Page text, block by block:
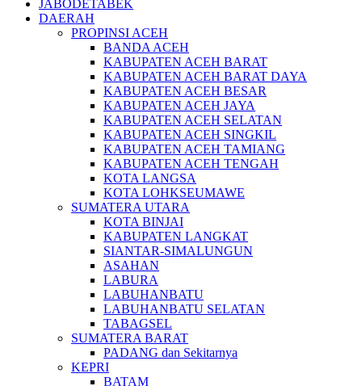
JABODETABEK
DAERAH
PROPINSI ACEH
BANDA ACEH
KABUPATEN ACEH BARAT
KABUPATEN ACEH BARAT DAYA
KABUPATEN ACEH BESAR
KABUPATEN ACEH JAYA
KABUPATEN ACEH SELATAN
KABUPATEN ACEH SINGKIL
KABUPATEN ACEH TAMIANG
KABUPATEN ACEH TENGAH
KOTA LANGSA
KOTA LOHKSEUMAWE
SUMATERA UTARA
KOTA BINJAI
KABUPATEN LANGKAT
SIANTAR-SIMALUNGUN
ASAHAN
LABURA
LABUHANBATU
LABUHANBATU SELATAN
TABAGSEL
SUMATERA BARAT
PADANG dan Sekitarnya
KEPRI
BATAM